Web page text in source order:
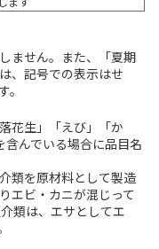
ません。また、「夏期
、記号での表示はせ
花生」「えび」「か
んでいる場合に品目名
類を原材料として製造
エビ・カニが混じって
類は、エサとしてエ